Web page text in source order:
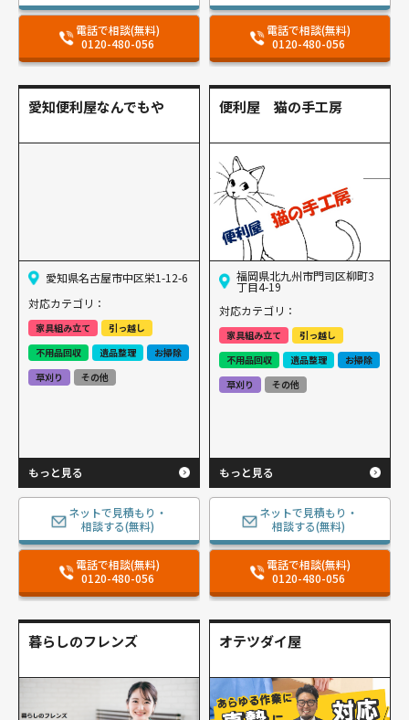
電話で相談(無料)
0120-480-056
電話で相談(無料)
0120-480-056
愛知便利屋なんでもや
愛知県名古屋市中区栄1-12-6
対応カテゴリ：
家具組み立て
引っ越し
不用品回収
遺品整理
お掃除
草刈り
その他
もっと見る
ネットで見積もり・
相談する(無料)
電話で相談(無料)
0120-480-056
便利屋 猫の手工房
福岡県北九州市門司区柳町3
丁目4-19
対応カテゴリ：
家具組み立て
引っ越し
不用品回収
遺品整理
お掃除
草刈り
その他
もっと見る
ネットで見積もり・
相談する(無料)
電話で相談(無料)
0120-480-056
暮らしのフレンズ オテツダイ屋